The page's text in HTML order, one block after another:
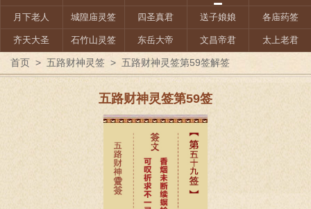
月下老人 城隍庙灵签 四圣真君 送子娘娘 各庙药签
齐天大圣 石竹山灵签 东岳大帝 文昌帝君 太上老君
首页 > 五路财神灵签 > 五路财神灵签第59签解签
五路财神灵签第59签